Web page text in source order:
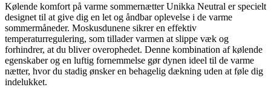
Kølende komfort på varme sommernætter Unikka Neutral er specielt
designet til at give dig en let og åndbar oplevelse i de varme
sommermåneder. Moskusdunene sikrer en effektiv
temperaturregulering, som tillader varmen at slippe væk og
forhindrer, at du bliver overophedet. Denne kombination af kølende
egenskaber og en luftig fornemmelse gør dynen ideel til de varme
nætter, hvor du stadig ønsker en behagelig dækning uden at føle dig
indelukket.